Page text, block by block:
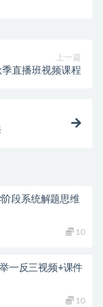
上一篇
直播班视频课程
段系统解题思维
10
一反三视频+课件
10